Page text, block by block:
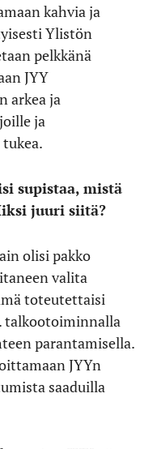
kahvia ja
Ylistön
pelkkänä
JYY
arkea ja
ja
supistaa, mistä
juuri siitä?
olisi pakko
valita
toteutettaisi
talkootoiminnalla
parantamisella.
JYYn
saaduilla